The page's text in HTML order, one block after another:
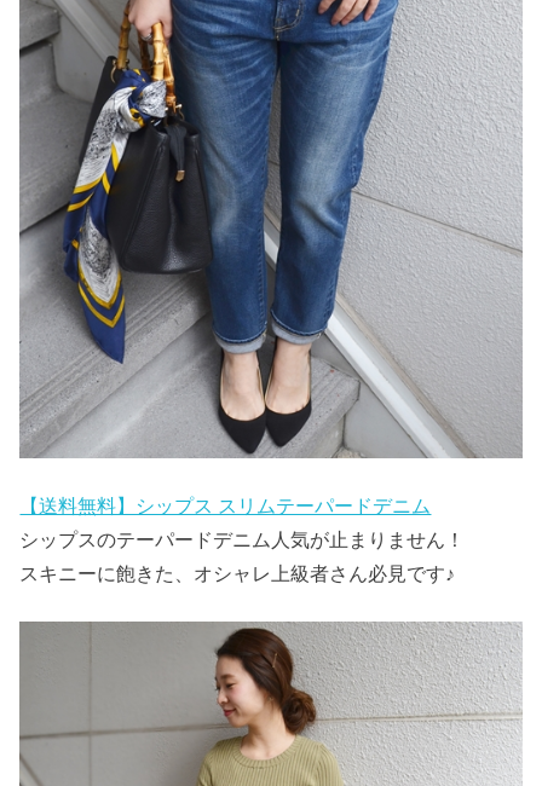
【送料無料】シップス スリムテーパードデニム
シップスのテーパードデニム人気が止まりません！
スキニーに飽きた、オシャレ上級者さん必見です♪